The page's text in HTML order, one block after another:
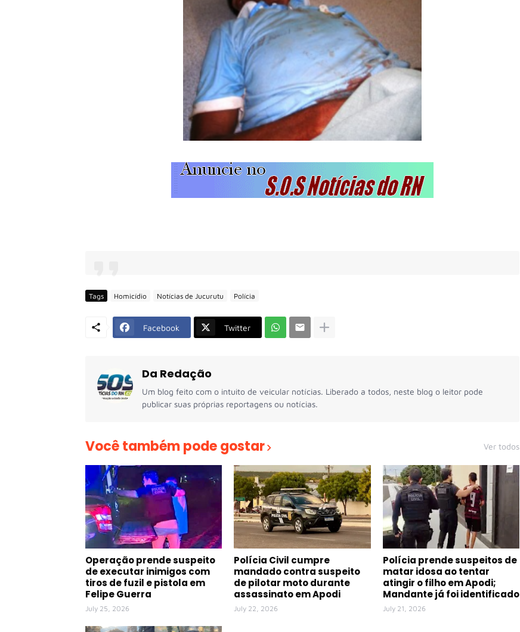
Tags Homicídio Notícias de Jucurutu Polícia
Facebook Twitter
Da Redação
Um blog feito com o intuito de veicular notícias. Liberado a todos, neste blog o leitor pode
publicar suas próprias reportagens ou notícias.
Você também pode gostar Ver todos
Operação prende suspeito
de executar inimigos com
tiros de fuzil e pistola em
Felipe Guerra
July 25, 2026
Polícia Civil cumpre
mandado contra suspeito
de pilotar moto durante
assassinato em Apodi
July 22, 2026
Polícia prende suspeitos de
matar idosa ao tentar
atingir o filho em Apodi;
Mandante já foi identificado
July 21, 2026